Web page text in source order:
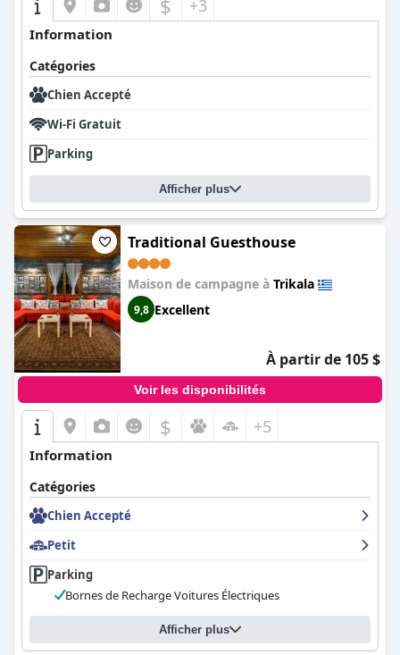
$ +3
Information
Catégories
Chien Accepté
Wi-Fi Gratuit
Parking
Afficher plus
Traditional Guesthouse
Maison de campagne à Trikala
9,8 Excellent
À partir de 105 $
Voir les disponibilités
$ +5
Information
Catégories
Chien Accepté
Petit
Parking
Bornes de Recharge Voitures Électriques
Afficher plus